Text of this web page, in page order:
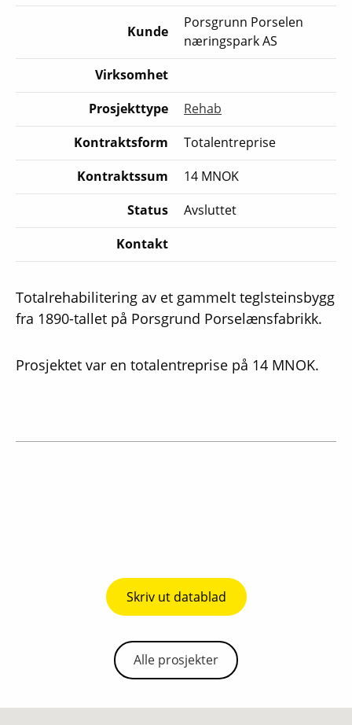
Kunde
Porsgrunn Porselen
næringspark AS
Virksomhet
Prosjekttype
Rehab
Kontraktsform
Totalentreprise
Kontraktssum
14 MNOK
Status
Avsluttet
Kontakt
Totalrehabilitering av et gammelt teglsteinsbygg
fra 1890-tallet på Porsgrund Porselænsfabrikk.
Prosjektet var en totalentreprise på 14 MNOK.
Skriv ut datablad
Alle prosjekter